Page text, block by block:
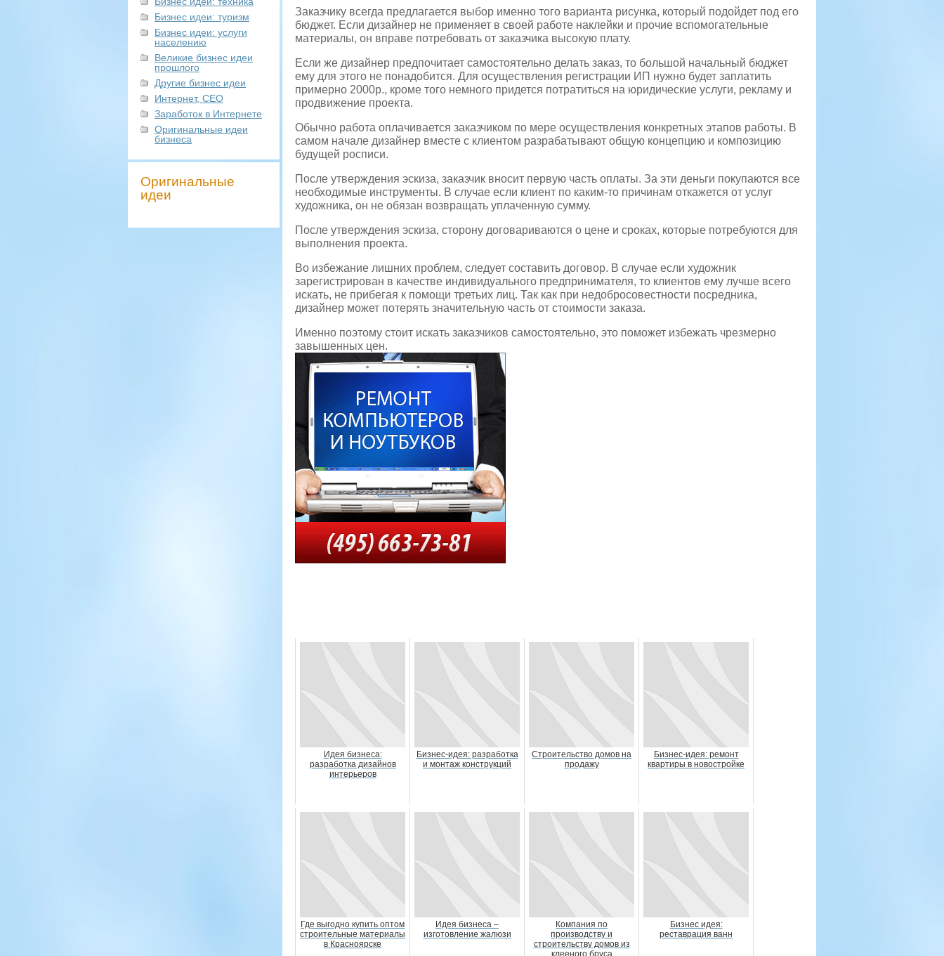
Бизнес идеи: туризм
Бизнес идеи: услуги
населению
Великие бизнес идеи
прошлого
Другие бизнес идеи
Интернет, СЕО
Заработок в Интернете
Оригинальные идеи
бизнеса
Оригинальные
идеи
Заказчику всегда предлагается выбор именно того варианта рисунка, который подойдет под его
бюджет. Если дизайнер не применяет в своей работе наклейки и прочие вспомогательные
материалы, он вправе потребовать от заказчика высокую плату.
Если же дизайнер предпочитает самостоятельно делать заказ, то большой начальный бюджет
ему для этого не понадобится. Для осуществления регистрации ИП нужно будет заплатить
примерно 2000р., кроме того немного придется потратиться на юридические услуги, рекламу и
продвижение проекта.
Обычно работа оплачивается заказчиком по мере осуществления конкретных этапов работы. В
самом начале дизайнер вместе с клиентом разрабатывают общую концепцию и композицию
будущей росписи.
После утверждения эскиза, заказчик вносит первую часть оплаты. За эти деньги покупаются все
необходимые инструменты. В случае если клиент по каким-то причинам откажется от услуг
художника, он не обязан возвращать уплаченную сумму.
После утверждения эскиза, сторону договариваются о цене и сроках, которые потребуются для
выполнения проекта.
Во избежание лишних проблем, следует составить договор. В случае если художник
зарегистрирован в качестве индивидуального предпринимателя, то клиентов ему лучше всего
искать, не прибегая к помощи третьих лиц. Так как при недобросовестности посредника,
дизайнер может потерять значительную часть от стоимости заказа.
Именно поэтому стоит искать заказчиков самостоятельно, это поможет избежать чрезмерно
завышенных цен.
Идея бизнеса:
разработка дизайнов
интерьеров
Бизнес-идея: разработка
и монтаж конструкций
Строительство домов на
продажу
Бизнес-идея: ремонт
квартиры в новостройке
Где выгодно купить оптом
строительные материалы
в Красноярске
Идея бизнеса –
изготовление жалюзи
Компания по
производству и
строительству домов из
клееного бруса
Бизнес идея:
реставрация ванн